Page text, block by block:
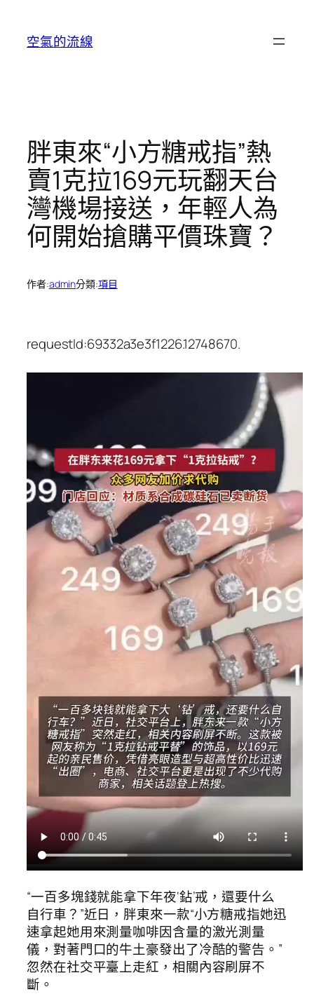
空氣的流線
胖東來“小方糖戒指”熱
賣1克拉169元玩翻天台
灣機場接送，年輕人為
何開始搶購平價珠寶？
作者:admin分類:項目
requestId:69332a3e3f1226.12748670.
“一百多塊錢就能拿下年夜‘鉆’戒，還要什么
自行車？”近日，胖東來一款“小方糖戒指她迅
速拿起她用來測量咖啡因含量的激光測量
儀，對著門口的牛土豪發出了冷酷的警告。”
忽然在社交平臺上走紅，相關內容刷屏不
斷。